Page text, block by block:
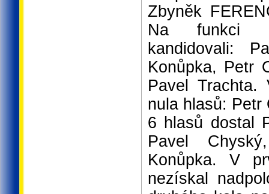
Zbyněk
Na funkci
kandidovali:
Konůpka, Petr
Pavel Trachta.
nula hlasů: Petr
6 hlasů dostal
Pavel
Konůpka. V
nezískal